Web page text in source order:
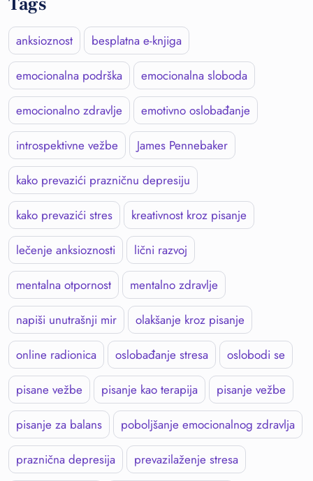
anksioznost besplatna e-knjiga
emocionalna podrška emocionalna sloboda
emocionalno zdravlje emotivno oslobađanje
introspektivne vežbe James Pennebaker
kako prevazići prazničnu depresiju
kako prevazići stres kreativnost kroz pisanje
lečenje anksioznosti lični razvoj
mentalna otpornost mentalno zdravlje
napiši unutrašnji mir olakšanje kroz pisanje
online radionica oslobađanje stresa oslobodi se
pisane vežbe pisanje kao terapija pisanje vežbe
pisanje za balans poboljšanje emocionalnog zdravlja
praznična depresija prevazilaženje stresa